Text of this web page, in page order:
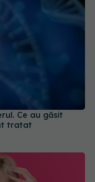
Ce au găsit
tratat